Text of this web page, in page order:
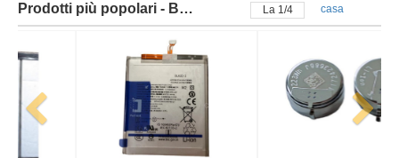
Prodotti più popolari - Batteria samsung La 2/4 casa